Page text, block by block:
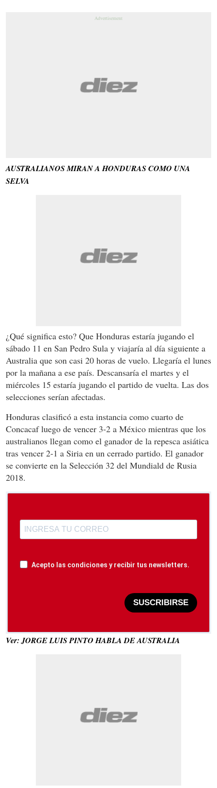
AUSTRALIANOS MIRAN A HONDURAS COMO UNA
SELVA
¿Qué significa esto? Que Honduras estaría jugando el
sábado 11 en San Pedro Sula y viajaría al día siguiente a
Australia que son casi 20 horas de vuelo. Llegaría el lunes
por la mañana a ese país. Descansaría el martes y el
miércoles 15 estaría jugando el partido de vuelta. Las dos
selecciones serían afectadas.
Honduras clasificó a esta instancia como cuarto de
Concacaf luego de vencer 3-2 a México mientras que los
australianos llegan como el ganador de la repesca asiática
tras vencer 2-1 a Siria en un cerrado partido. El ganador
se convierte en la Selección 32 del Mundiald de Rusia
2018.
Acepto las condiciones y recibir tus newsletters.
SUSCRIBIRSE
Ver: JORGE LUIS PINTO HABLA DE AUSTRALIA